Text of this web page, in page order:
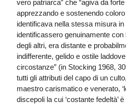
vero patriarca” che “agiva da
apprezzando e sostenendo
identificava nella stessa misura
identificassero genuinamente
degli altri, era distante e
indifferente, gelido e ostile
circostanze” (in Stocking 1968,
tutti gli attributi del capo di un
maestro carismatico e venerato,
discepoli la cui ‘costante fedeltà’